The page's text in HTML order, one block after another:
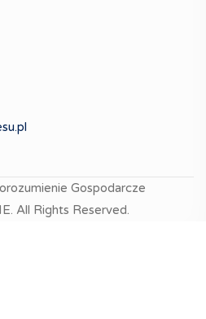
Gospodarcze
All Rights Reserved.